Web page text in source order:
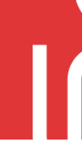
от 130 мин